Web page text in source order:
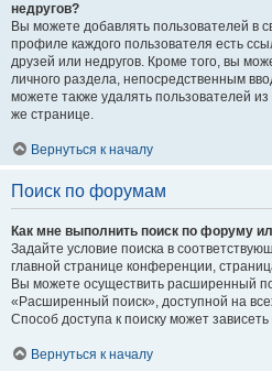
недругов?
Вы можете добавлять пользователей в
профиле каждого пользователя есть
друзей или недругов. Кроме того, вы
личного раздела, непосредственным
можете также удалять пользователей
же странице.
Вернуться к началу
Поиск по форумам
Как мне выполнить поиск по форуму
Задайте условие поиска в
главной странице конференции,
Вы можете осуществить расширенный
«Расширенный поиск», доступной на
Способ доступа к поиску может
Вернуться к началу